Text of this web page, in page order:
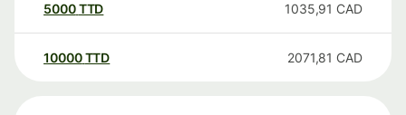
5000TTD 1035,91 CAD
10000 TTD 2071,81 CAD